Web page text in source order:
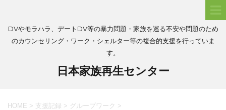
DVやモラハラ、デートDV等の暴力問題・家族を巡る不安や問題のため
のカウンセリング・ワーク・シェルター等の複合的支援を行っていま
す。
日本家族再生センター
HOME > 支援記録 > グループワーク >